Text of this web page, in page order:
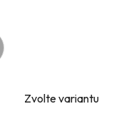
Zvolte variantu